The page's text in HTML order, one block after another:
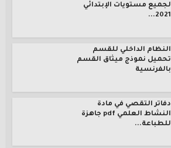
لجميع مستويات الإبتدائي
2021...
النظام الداخلي للقسم
تحميل نموذج ميثاق القسم
بالفرنسية
دفاتر التقصي في مادة
النشاط العلمي pdf جاهزة
للطباعة...